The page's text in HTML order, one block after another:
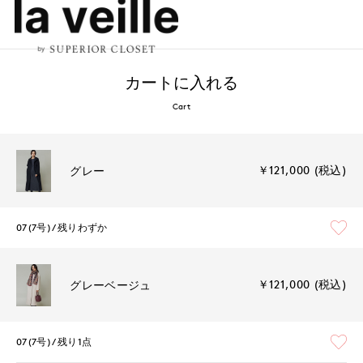
カートに入れる
Cart
グレー ￥121,000 (税込)
07(7号) 残りわずか
グレーベージュ ￥121,000 (税込)
07(7号) 残り1点